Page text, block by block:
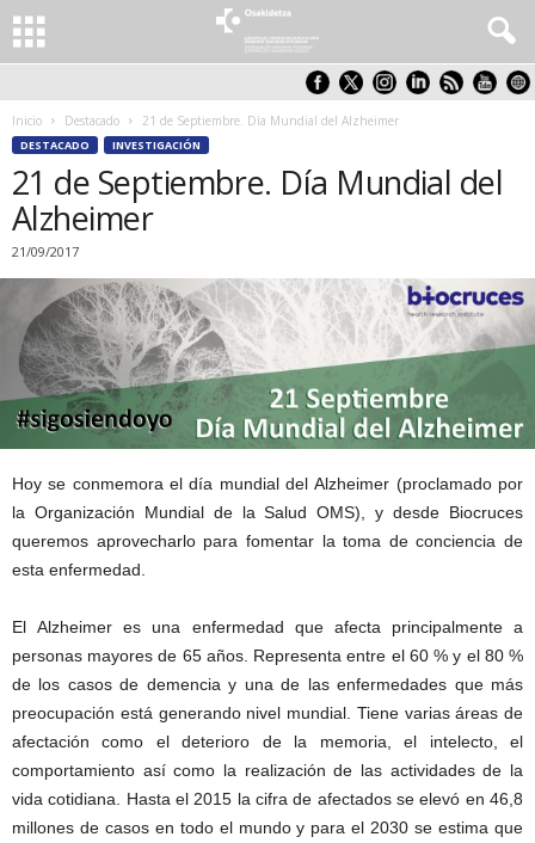
Inicio Destacado 21 de Septiembre. Día Mundial del Alzheimer
DESTACADO INVESTIGACIÓN
21 de Septiembre. Día Mundial del
Alzheimer
21/09/2017
Hoy se conmemora el día mundial del Alzheimer (proclamado por
la Organización Mundial de la Salud OMS), y desde Biocruces
queremos aprovecharlo para fomentar la toma de conciencia de
esta enfermedad.
El Alzheimer es una enfermedad que afecta principalmente a
personas mayores de 65 años. Representa entre el 60 % y el 80 %
de los casos de demencia y una de las enfermedades que más
preocupación está generando nivel mundial. Tiene varias áreas de
afectación como el deterioro de la memoria, el intelecto, el
comportamiento así como la realización de las actividades de la
vida cotidiana. Hasta el 2015 la cifra de afectados se elevó en 46,8
millones de casos en todo el mundo y para el 2030 se estima que